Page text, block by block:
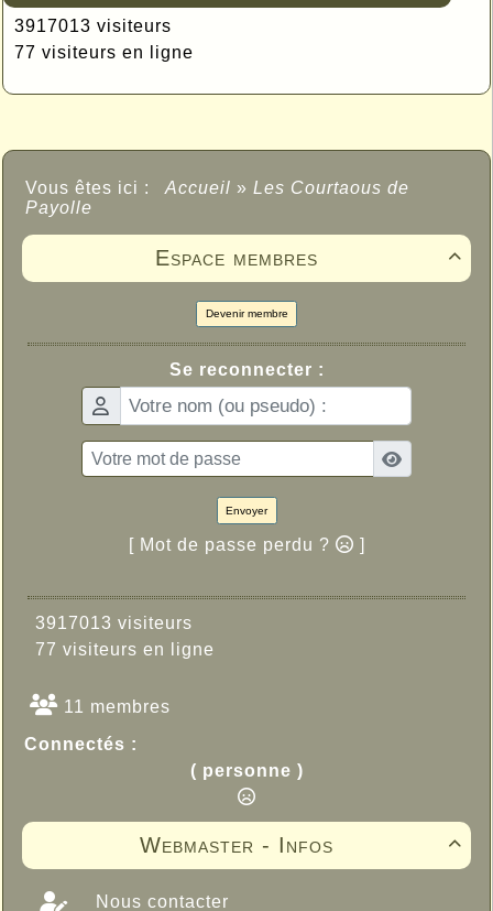
3917013 visiteurs
77 visiteurs en ligne
Vous êtes ici : Accueil » Les Courtaous de
Payolle

Espace membres
Devenir membre
Se reconnecter :
Envoyer
[ Mot de passe perdu ? ]
3917013 visiteurs
77 visiteurs en ligne
11 membres
Connectés :
( personne )

Webmaster - Infos
Nous contacter